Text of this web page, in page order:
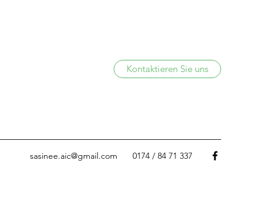
Kontaktieren Sie uns
sasinee.aic@gmail.com 0174 / 84 71 337